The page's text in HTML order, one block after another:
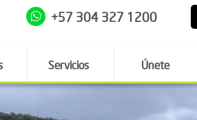
+57 304 327 1200
Servicios Únete